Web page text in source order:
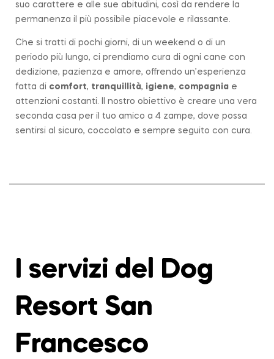
suo carattere e alle sue abitudini, così da rendere la
permanenza il più possibile piacevole e rilassante.
Che si tratti di pochi giorni, di un weekend o di un
periodo più lungo, ci prendiamo cura di ogni cane con
dedizione, pazienza e amore, offrendo un’esperienza
fatta di comfort, tranquillità, igiene, compagnia e
attenzioni costanti. Il nostro obiettivo è creare una vera
seconda casa per il tuo amico a 4 zampe, dove possa
sentirsi al sicuro, coccolato e sempre seguito con cura.
I servizi del Dog
Resort San
Francesco